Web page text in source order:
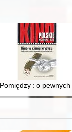
Pomiędzy : o